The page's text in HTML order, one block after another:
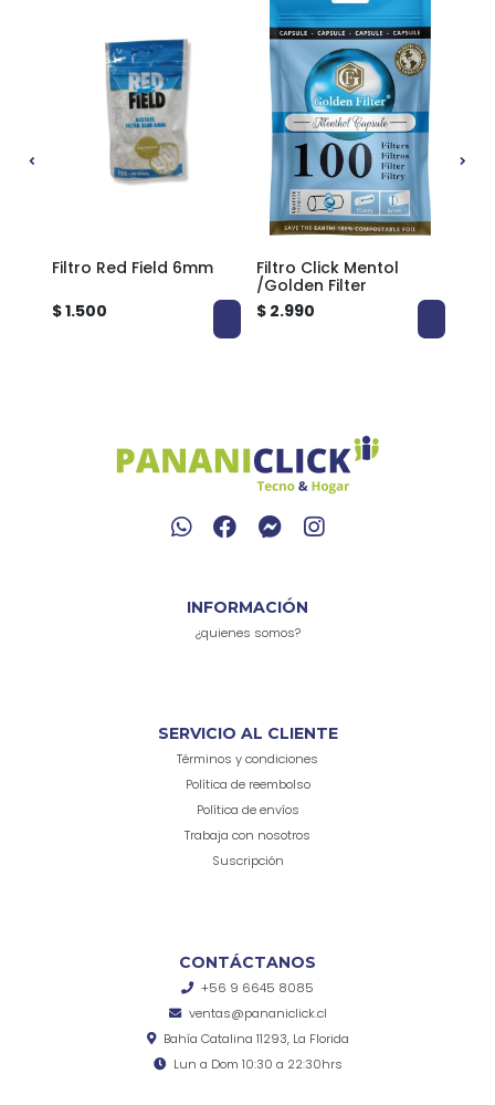
Filtro Red Field 6mm
$ 1.500
Filtro Click Mentol
/Golden Filter
$ 2.990
INFORMACIÓN
¿quienes somos?
SERVICIO AL CLIENTE
Términos y condiciones
Política de reembolso
Política de envíos
Trabaja con nosotros
Suscripción
CONTÁCTANOS
+56 9 6645 8085
ventas@pananiclick.cl
Bahía Catalina 11293, La Florida
Lun a Dom 10:30 a 22:30hrs